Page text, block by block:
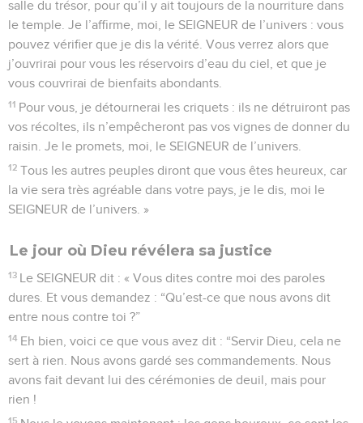
salle du trésor, pour qu’il y ait toujours de la nourriture dans
le temple. Je l’affirme, moi, le SEIGNEUR de l’univers : vous
pouvez vérifier que je dis la vérité. Vous verrez alors que
j’ouvrirai pour vous les réservoirs d’eau du ciel, et que je
vous couvrirai de bienfaits abondants.
11 Pour vous, je détournerai les criquets : ils ne détruiront pas
vos récoltes, ils n’empêcheront pas vos vignes de donner du
raisin. Je le promets, moi, le SEIGNEUR de l’univers.
12 Tous les autres peuples diront que vous êtes heureux, car
la vie sera très agréable dans votre pays, je le dis, moi le
SEIGNEUR de l’univers. »
Le jour où Dieu révélera sa justice
13 Le SEIGNEUR dit : « Vous dites contre moi des paroles
dures. Et vous demandez : “Qu’est-ce que nous avons dit
entre nous contre toi ?”
14 Eh bien, voici ce que vous avez dit : “Servir Dieu, cela ne
sert à rien. Nous avons gardé ses commandements. Nous
avons fait devant lui des cérémonies de deuil, mais pour
rien !
15